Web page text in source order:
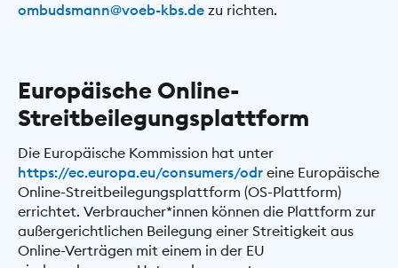
ombudsmann@voeb-kbs.de zu richten.
Europäische Online-
Streitbeilegungsplattform
Die Europäische Kommission hat unter
https://ec.europa.eu/consumers/odr eine Europäische
Online-Streitbeilegungsplattform (OS-Plattform)
errichtet. Verbraucher*innen können die Plattform zur
außergerichtlichen Beilegung einer Streitigkeit aus
Online-Verträgen mit einem in der EU